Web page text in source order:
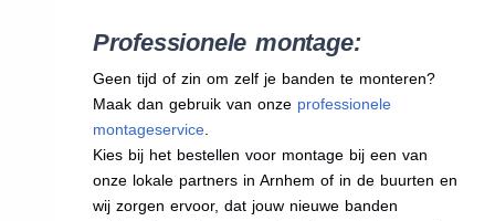
Professionele montage:
Geen tijd of zin om zelf je banden te monteren?
Maak dan gebruik van onze professionele
montageservice.
Kies bij het bestellen voor montage bij een van
onze lokale partners in Arnhem of in de buurten en
wij zorgen ervoor, dat jouw nieuwe banden